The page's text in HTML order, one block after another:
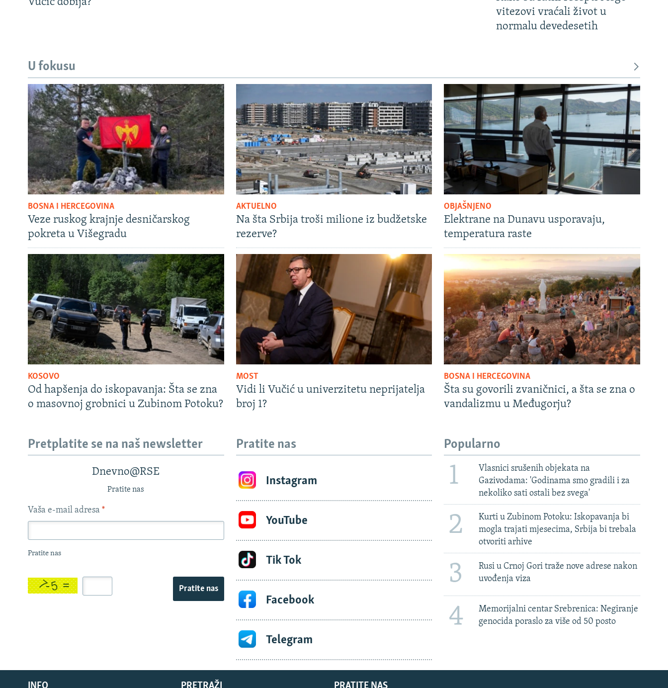
vitezovi vraćali život u
normalu devedesetih
U fokusu
BOSNA I HERCEGOVINA
Veze ruskog krajnje desničarskog
pokreta u Višegradu
AKTUELNO
Na šta Srbija troši milione iz budžetske
rezerve?
OBJAŠNJENO
Elektrane na Dunavu usporavaju,
temperatura raste
KOSOVO
Od hapšenja do iskopavanja: Šta se zna
o masovnoj grobnici u Zubinom Potoku?
MOST
Vidi li Vučić u univerzitetu neprijatelja
broj 1?
BOSNA I HERCEGOVINA
Šta su govorili zvaničnici, a šta se zna o
vandalizmu u Međugorju?
Pretplatite se na naš newsletter
Dnevno@RSE
Pratite nas
Vaša e-mail adresa *
Pratite nas
Pratite nas
Pratite nas
Instagram
YouTube
Tik Tok
Facebook
Telegram
Popularno
1
Vlasnici srušenih objekata na
Gazivodama: 'Godinama smo gradili i za
nekoliko sati ostali bez svega'
2
Kurti u Zubinom Potoku: Iskopavanja bi
mogla trajati mjesecima, Srbija bi trebala
otvoriti arhive
3
Rusi u Crnoj Gori traže nove adrese nakon
uvođenja viza
4
Memorijalni centar Srebrenica: Negiranje
genocida poraslo za više od 50 posto